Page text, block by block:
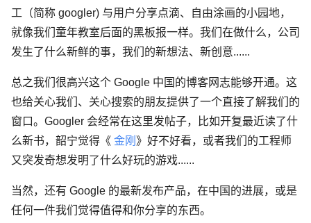
工（简称 googler) 与用户分享点滴、自由涂画的小园地，
就像我们童年教室后面的黑板报一样。我们在做什么，公司
发生了什么新鲜的事，我们的新想法、新创意......
总之我们很高兴这个 Google 中国的博客网志能够开通。这
也给关心我们、关心搜索的朋友提供了一个直接了解我们的
窗口。Googler 会经常在这里发帖子，比如开复最近读了什
么新书，韶宁觉得《 金刚 》好不好看，或者我们的工程师
又突发奇想发明了什么好玩的游戏......
当然，还有 Google 的最新发布产品，在中国的进展，或是
任何一件我们觉得值得和你分享的东西。